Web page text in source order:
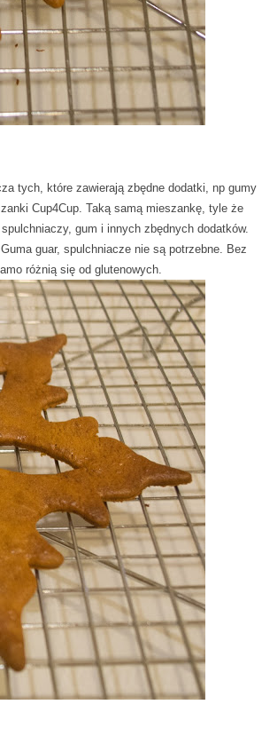
tych, które zawierają zbędne dodatki, np gumy
Cup4Cup. Taką samą mieszankę, tyle że
gum i innych zbędnych dodatków.
guar, spulchniacze nie są potrzebne. Bez
różnią się od glutenowych.